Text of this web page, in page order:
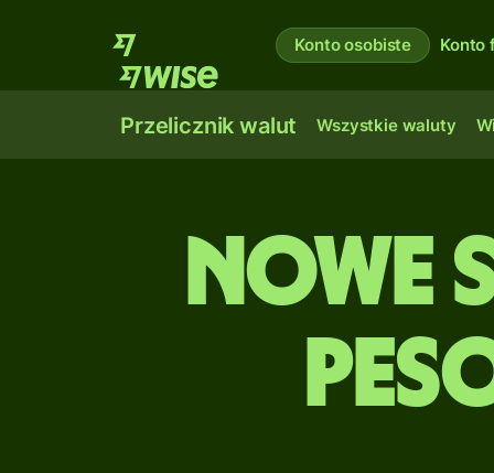
Konto osobiste Konto
Przelicznik walut Wszystkie waluty
Nowe